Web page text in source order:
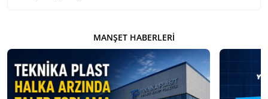
MANŞET HABERLERI